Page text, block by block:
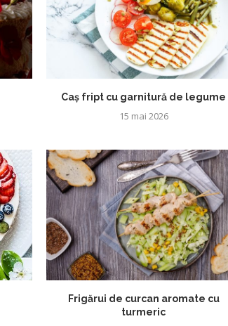
Caș fript cu garnitură de legume
15 mai 2026
Frigărui de curcan aromate cu
turmeric